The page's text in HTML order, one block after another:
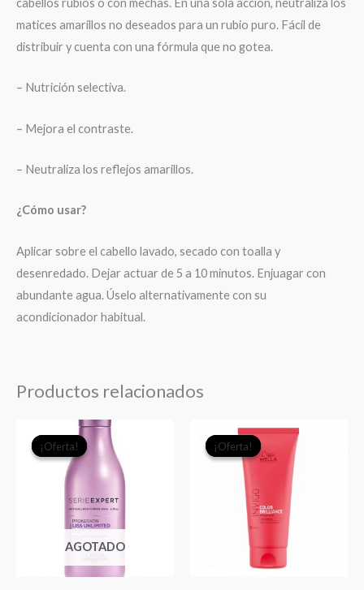
cabellos rubios o con mechas. En una sola acción, neutraliza los
matices amarillos no deseados para un rubio puro. Fácil de
distribuir y cuenta con una fórmula que no gotea.
– Nutrición selectiva.
– Mejora el contraste.
– Neutraliza los reflejos amarillos.
¿Cómo usar?
Aplicar sobre el cabello lavado, secado con toalla y
desenredado. Dejar actuar de 5 a 10 minutos. Enjuagar con
abundante agua. Úselo alternativamente con su
acondicionador habitual.
Productos relacionados
¡Oferta!
AGOTADO
¡Oferta!
El
precio
original
era:
$22.990.
¡Oferta!
¡Oferta!
El
precio
original
era:
$22.990.